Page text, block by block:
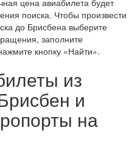
поиска. Чтобы произвести
до Брисбена выберите
заполните
кнопку «Найти».
из
и
на